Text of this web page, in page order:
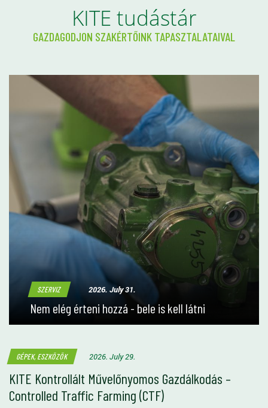
KITE tudástár
GAZDAGODJON SZAKÉRTŐINK TAPASZTALATAIVAL
SZERVIZ 2026. July 31.
Nem elég érteni hozzá - bele is kell látni
GÉPEK, ESZKÖZÖK 2026. July 29.
KITE Kontrollált Művelőnyomos Gazdálkodás –
Controlled Traffic Farming (CTF)